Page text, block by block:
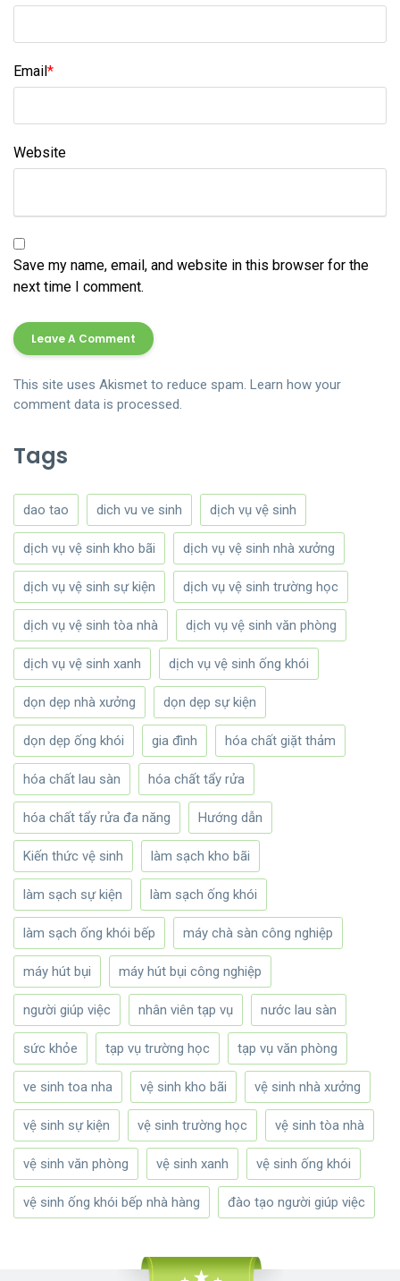
Email *
Website
Save my name, email, and website in this browser for the
next time I comment.
This site uses Akismet to reduce spam. Learn how your
comment data is processed.
Tags
dao tao dich vu ve sinh dịch vụ vệ sinh
dịch vụ vệ sinh kho bãi dịch vụ vệ sinh nhà xưởng
dịch vụ vệ sinh sự kiện dịch vụ vệ sinh trường học
dịch vụ vệ sinh tòa nhà dịch vụ vệ sinh văn phòng
dịch vụ vệ sinh xanh dịch vụ vệ sinh ống khói
dọn dẹp nhà xưởng dọn dẹp sự kiện
dọn dẹp ống khói gia đình hóa chất giặt thảm
hóa chất lau sàn hóa chất tẩy rửa
hóa chất tẩy rửa đa năng Hướng dẫn
Kiến thức vệ sinh làm sạch kho bãi
làm sạch sự kiện làm sạch ống khói
làm sạch ống khói bếp máy chà sàn công nghiệp
máy hút bụi máy hút bụi công nghiệp
người giúp việc nhân viên tạp vụ nước lau sàn
sức khỏe tạp vụ trường học tạp vụ văn phòng
ve sinh toa nha vệ sinh kho bãi vệ sinh nhà xưởng
vệ sinh sự kiện vệ sinh trường học vệ sinh tòa nhà
vệ sinh văn phòng vệ sinh xanh vệ sinh ống khói
vệ sinh ống khói bếp nhà hàng đào tạo người giúp việc